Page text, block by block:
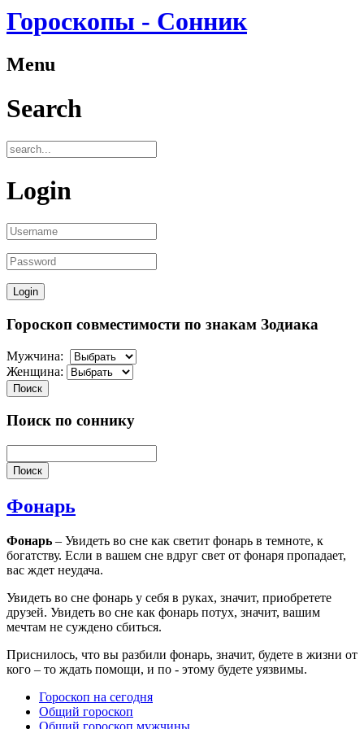
Гороскопы - Сонник
Menu
Search
Login
Гороскоп совместимости по знакам Зодиака
Мужчина:
Женщина:
Поиск
Поиск по соннику
Поиск
Фонарь
Фонарь – Увидеть во сне как светит фонарь в темноте, к
богатству. Если в вашем сне вдруг свет от фонаря пропадает,
вас ждет неудача.
Увидеть во сне фонарь у себя в руках, значит, приобретете
друзей. Увидеть во сне как фонарь потух, значит, вашим
мечтам не суждено сбиться.
Приснилось, что вы разбили фонарь, значит, будете в жизни от
кого – то ждать помощи, и по - этому будете уязвимы.
Гороскоп на сегодня
Общий гороскоп
Общий гороскоп мужчины